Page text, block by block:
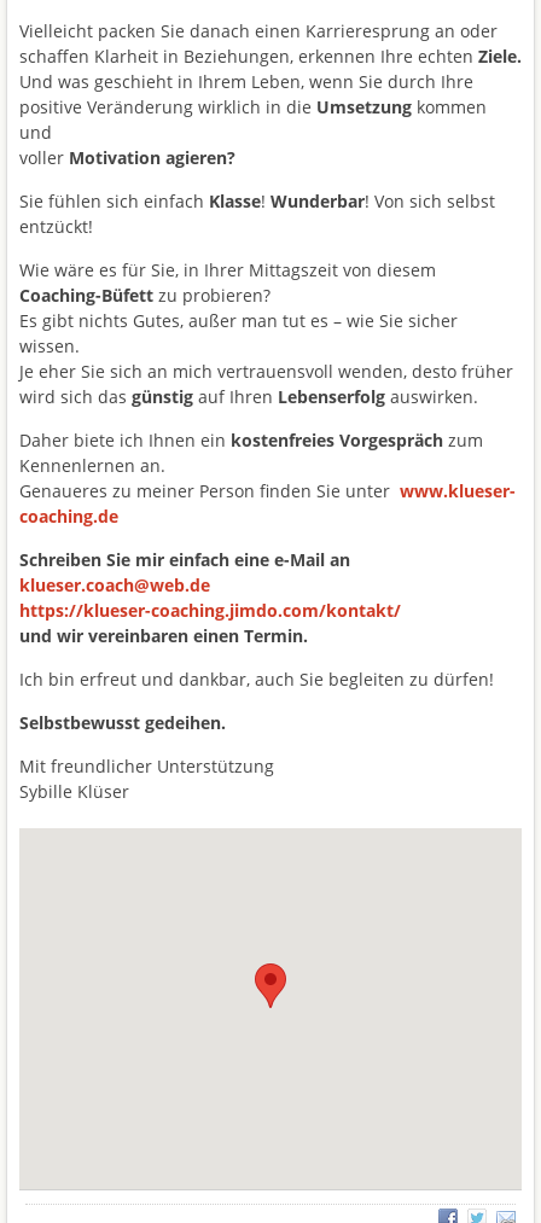
Vielleicht packen Sie danach einen Karrieresprung an oder
schaffen Klarheit in Beziehungen, erkennen Ihre echten Ziele.
Und was geschieht in Ihrem Leben, wenn Sie durch Ihre
positive Veränderung wirklich in die Umsetzung kommen
und
voller Motivation agieren?
Sie fühlen sich einfach Klasse! Wunderbar! Von sich selbst
entzückt!
Wie wäre es für Sie, in Ihrer Mittagszeit von diesem
Coaching-Büfett zu probieren?
Es gibt nichts Gutes, außer man tut es – wie Sie sicher
wissen.
Je eher Sie sich an mich vertrauensvoll wenden, desto früher
wird sich das günstig auf Ihren Lebenserfolg auswirken.
Daher biete ich Ihnen ein kostenfreies Vorgespräch zum
Kennenlernen an.
Genaueres zu meiner Person finden Sie unter www.klueser-
coaching.de
Schreiben Sie mir einfach eine e-Mail an
klueser.coach@web.de
https://klueser-coaching.jimdo.com/kontakt/
und wir vereinbaren einen Termin.
Ich bin erfreut und dankbar, auch Sie begleiten zu dürfen!
Selbstbewusst gedeihen.
Mit freundlicher Unterstützung
Sybille Klüser